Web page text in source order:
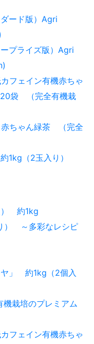
ード版）Agri
プライズ版）Agri
フェイン有機赤ちゃ
袋 （完全有機栽
ちゃん緑茶 （完全
1kg（2玉入り）
） 約1kg
） ～多彩なレシピ
ヤ」 約1kg（2個入
栽培のプレミアム
フェイン有機赤ちゃ